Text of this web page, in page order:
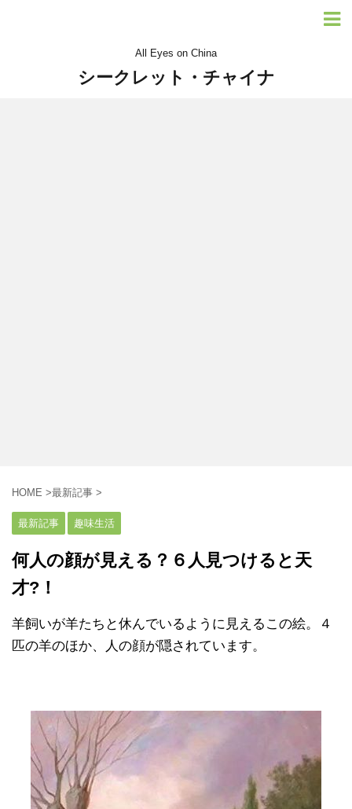
All Eyes on China
シークレット・チャイナ
HOME >最新記事 >
最新記事 趣味生活
何人の顔が見える？６人見つけると天
才?！
羊飼いが羊たちと休んでいるように見えるこの絵。４
匹の羊のほか、人の顔が隠されています。